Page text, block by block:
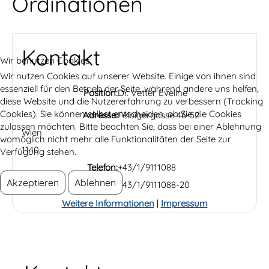
Kontakt
Position:Dr. Vetter Eveline
Adresse:Felbigergasse 46-52
Wien
1140
Telefon:+43/1/9111088
Fax:
+43/1/9111088-20
Wir benutzen Cookies
Wir nutzen Cookies auf unserer Website. Einige von ihnen sind
essenziell für den Betrieb der Seite, während andere uns helfen,
diese Website und die Nutzererfahrung zu verbessern (Tracking
Cookies). Sie können selbst entscheiden, ob Sie die Cookies
zulassen möchten. Bitte beachten Sie, dass bei einer Ablehnung
womöglich nicht mehr alle Funktionalitäten der Seite zur
Verfügung stehen.
Akzeptieren Ablehnen
Weitere Informationen| Impressum